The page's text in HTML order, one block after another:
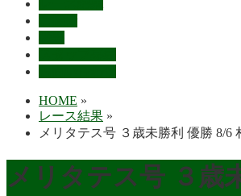
HOME »
レース結果 »
メリタテス号 ３歳未勝利 優勝 8/6
メリタテス号 ３歳